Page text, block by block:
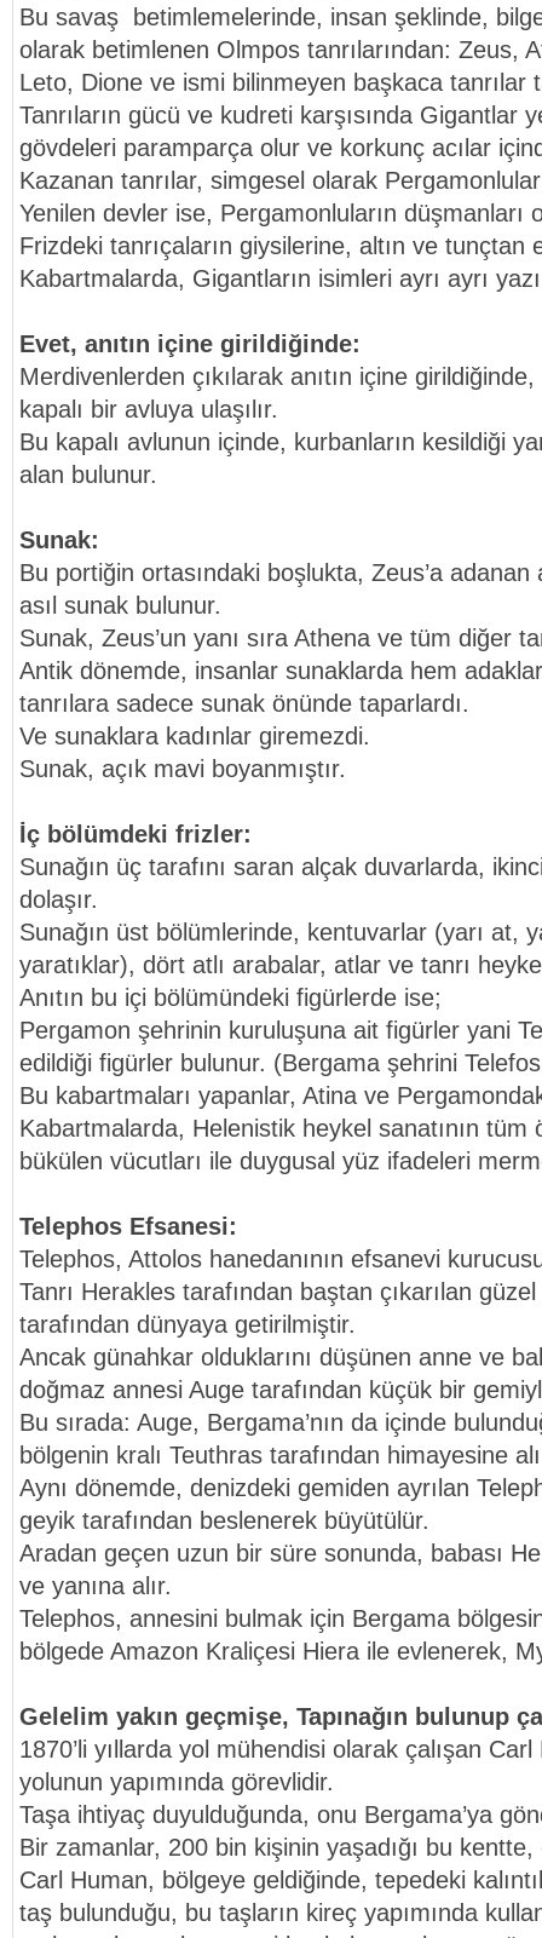
Bu savaş betimlemelerinde, insan şeklinde,
olarak betimlenen Olmpos tanrılarından: Zeus,
Leto, Dione ve ismi bilinmeyen başkaca tanrılar
Tanrıların gücü ve kudreti karşısında Gigantlar
gövdeleri paramparça olur ve korkunç acılar
Kazanan tanrılar, simgesel olarak
Yenilen devler ise, Pergamonluların düşmanları
Frizdeki tanrıçaların giysilerine, altın ve tunçtan
Kabartmalarda, Gigantların isimleri ayrı ayrı
Evet, anıtın içine girildiğinde:
Merdivenlerden çıkılarak anıtın içine
kapalı bir avluya ulaşılır.
Bu kapalı avlunun içinde, kurbanların kesildiği
alan bulunur.
Sunak:
Bu portiğin ortasındaki boşlukta, Zeus’a adanan
asıl sunak bulunur.
Sunak, Zeus’un yanı sıra Athena ve tüm diğer
Antik dönemde, insanlar sunaklarda hem
tanrılara sadece sunak önünde taparlardı.
Ve sunaklara kadınlar giremezdi.
Sunak, açık mavi boyanmıştır.
İç bölümdeki frizler:
Sunağın üç tarafını saran alçak duvarlarda,
dolaşır.
Sunağın üst bölümlerinde, kentuvarlar (yarı at,
yaratıklar), dört atlı arabalar, atlar ve tanrı
Anıtın bu içi bölümündeki figürlerde ise;
Pergamon şehrinin kuruluşuna ait figürler yani
edildiği figürler bulunur. (Bergama şehrini
Bu kabartmaları yapanlar, Atina ve
Kabartmalarda, Helenistik heykel sanatının tüm
bükülen vücutları ile duygusal yüz ifadeleri
Telephos Efsanesi:
Telephos, Attolos hanedanının efsanevi
Tanrı Herakles tarafından baştan çıkarılan
tarafından dünyaya getirilmiştir.
Ancak günahkar olduklarını düşünen anne ve
doğmaz annesi Auge tarafından küçük bir
Bu sırada: Auge, Bergama’nın da içinde
bölgenin kralı Teuthras tarafından himayesine
Aynı dönemde, denizdeki gemiden ayrılan
geyik tarafından beslenerek büyütülür.
Aradan geçen uzun bir süre sonunda, babası
ve yanına alır.
Telephos, annesini bulmak için Bergama
bölgede Amazon Kraliçesi Hiera ile evlenerek,
Gelelim yakın geçmişe, Tapınağın bulunup
1870’li yıllarda yol mühendisi olarak çalışan
yolunun yapımında görevlidir.
Taşa ihtiyaç duyulduğunda, onu Bergama’ya
Bir zamanlar, 200 bin kişinin yaşadığı bu
Carl Human, bölgeye geldiğinde, tepedeki
taş bulunduğu, bu taşların kireç yapımında